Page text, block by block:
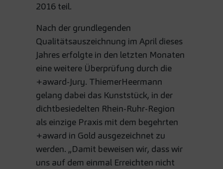
2016 teil.
Nach der grundlegenden
Qualitätsauszeichnung im April dieses
Jahres erfolgte in den letzten Monaten
eine weitere Überprüfung durch die
+award-Jury. ThiemerHeermann
gelang dabei das Kunststück, in der
dichtbesiedelten Rhein-Ruhr-Region
als einzige Praxis mit dem begehrten
+award in Gold ausgezeichnet zu
werden. „Damit beweisen wir, dass wir
uns auf dem einmal Erreichten nicht